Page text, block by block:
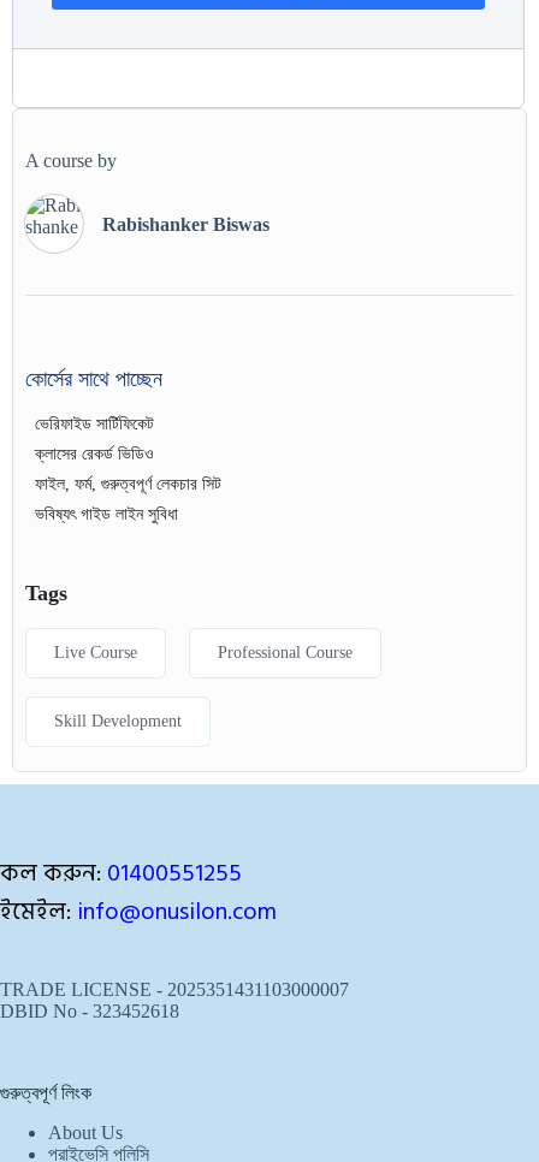
A course by
Rabishanker Biswas
কোর্সের সাথে পাচ্ছেন
ভেরিফাইড সার্টিফিকেট
ক্লাসের রেকর্ড ভিডিও
ফাইল, ফর্ম, গুরুত্বপূর্ণ লেকচার সিট
ভবিষ্যৎ গাইড লাইন সুবিধা
Tags
Live Course Professional Course
Skill Development
কল করুন: 01400551255
ইমেইল: info@onusilon.com
TRADE LICENSE - 2025351431103000007
DBID No - 323452618
গুরুত্বপূর্ণ লিংক
About Us
প্রাইভেসি পলিসি